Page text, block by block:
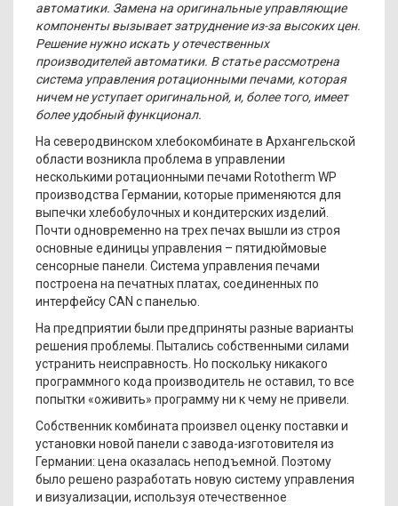
автоматики. Замена на оригинальные управляющие
компоненты вызывает затруднение из-за высоких цен.
Решение нужно искать у отечественных
производителей автоматики. В статье рассмотрена
система управления ротационными печами, которая
ничем не уступает оригинальной, и, более того, имеет
более удобный функционал.
На северодвинском хлебокомбинате в Архангельской
области возникла проблема в управлении
несколькими ротационными печами Rototherm WP
производства Германии, которые применяются для
выпечки хлебобулочных и кондитерских изделий.
Почти одновременно на трех печах вышли из строя
основные единицы управления – пятидюймовые
сенсорные панели. Система управления печами
построена на печатных платах, соединенных по
интерфейсу CAN с панелью.
На предприятии были предприняты разные варианты
решения проблемы. Пытались собственными силами
устранить неисправность. Но поскольку никакого
программного кода производитель не оставил, то все
попытки «оживить» программу ни к чему не привели.
Собственник комбината произвел оценку поставки и
установки новой панели с завода-изготовителя из
Германии: цена оказалась неподъемной. Поэтому
было решено разработать новую систему управления
и визуализации, используя отечественное